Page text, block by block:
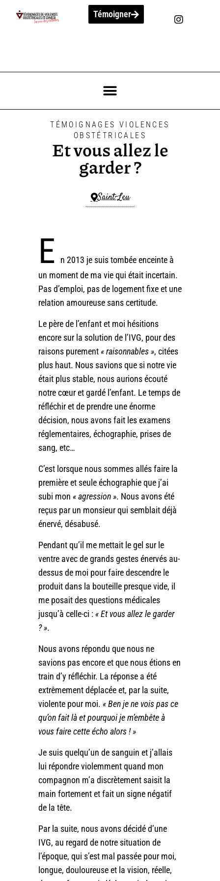
Témoigner
TÉMOIGNAGES VIOLENCES
OBSTÉTRICALES
Et vous allez le
garder ?
Saint-Leu
E
n 2013 je suis tombée enceinte à
un moment de ma vie qui était incertain.
Pas d’emploi, pas de logement fixe et une
relation amoureuse sans certitude.
Le père de l’enfant et moi hésitions
encore sur la solution de l’IVG, pour des
raisons purement« raisonnables », citées
plus haut. Nous savions que si notre vie
était plus stable, nous aurions écouté
notre cœur et gardé l’enfant. Le temps de
réfléchir et de prendre une énorme
décision, nous avons fait les examens
réglementaires, échographie, prises de
sang, etc…
C’est lorsque nous sommes allés faire la
première et seule échographie que j’ai
subi mon « agression ». Nous avons été
reçus par un monsieur qui semblait déjà
énervé, désabusé.
Pendant qu’il me mettait le gel sur le
ventre avec de grands gestes énervés au-
dessus de moi pour faire descendre le
produit dans la bouteille presque vide, il
me posait des questions médicales
jusqu’à celle-ci :« Et vous allez le garder
? ».
Nous avons répondu que nous ne
savions pas encore et que nous étions en
train d’y réfléchir. La réponse a été
extrêmement déplacée et, par la suite,
violente pour moi. « Ben je ne vois pas ce
qu’on fait là et pourquoi je m’embête à
vous faire cette écho alors ! »
Je suis quelqu’un de sanguin et j’allais
lui répondre violemment quand mon
compagnon m’a discrètement saisit la
main fortement et fait un signe négatif
de la tête.
Par la suite, nous avons décidé d’une
IVG, au regard de notre situation de
l’époque, qui s’est mal passée pour moi,
longue, douloureuse et la vision, réelle,